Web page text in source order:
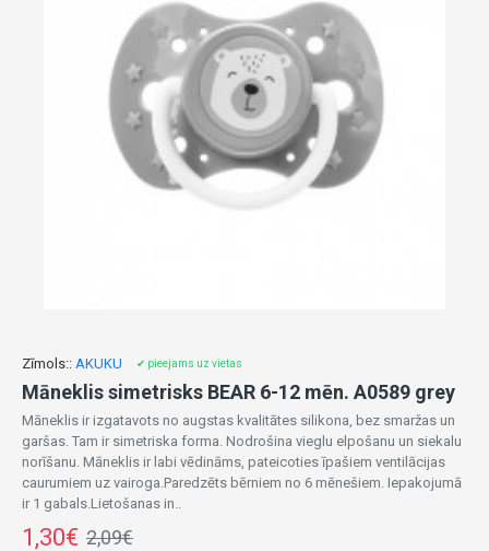
Zīmols:: AKUKU ✔ pieejams uz vietas
Māneklis simetrisks BEAR 6-12 mēn. A0589 grey
Māneklis ir izgatavots no augstas kvalitātes silikona, bez smaržas un
garšas. Tam ir simetriska forma. Nodrošina vieglu elpošanu un siekalu
norīšanu. Māneklis ir labi vēdināms, pateicoties īpašiem ventilācijas
caurumiem uz vairoga.Paredzēts bērniem no 6 mēnešiem. Iepakojumā
ir 1 gabals.Lietošanas in..
1,30€ 2,09€